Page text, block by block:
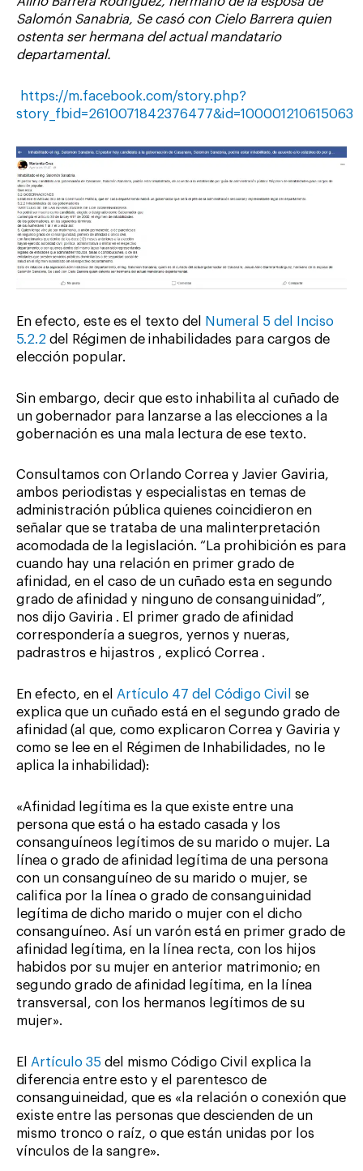
Salomón Sanabria, Se casó con Cielo Barrera quien
ostenta ser hermana del actual mandatario
departamental.
https://m.facebook.com/story.php?
story_fbid=2610071842376477&id=100001210615063
En efecto, este es el texto del
Numeral 5 del Inciso
5.2.2 del Régimen de inhabilidades para cargos de
elección popular.
Sin embargo, decir que esto inhabilita al cuñado de
un gobernador para lanzarse a las elecciones a la
gobernación es una mala lectura de ese texto.
Consultamos con Orlando Correa y Javier Gaviria,
ambos periodistas y especialistas en temas de
administración pública quienes coincidieron en
señalar que se trataba de una malinterpretación
acomodada de la legislación. “La prohibición es para
cuando hay una relación en primer grado de
afinidad, en el caso de un cuñado esta en segundo
grado de afinidad y ninguno de consanguinidad”,
nos dijo Gaviria . El primer grado de afinidad
correspondería a suegros, yernos y nueras,
padrastros e hijastros , explicó Correa .
En efecto, en el Artículo 47 del Código Civil
se
explica que un cuñado está en el segundo grado de
afinidad (al que, como explicaron Correa y Gaviria y
como se lee en el Régimen de Inhabilidades, no le
aplica la inhabilidad):
«Afinidad legítima es la que existe entre una
persona que está o ha estado casada y los
consanguíneos legítimos de su marido o mujer. La
línea o grado de afinidad legítima de una persona
con un consanguíneo de su marido o mujer, se
califica por la línea o grado de consanguinidad
legítima de dicho marido o mujer con el dicho
consanguíneo. Así un varón está en primer grado de
afinidad legítima, en la línea recta, con los hijos
habidos por su mujer en anterior matrimonio; en
segundo grado de afinidad legítima, en la línea
transversal, con los hermanos legítimos de su
mujer».
El Artículo 35 del mismo Código Civil explica la
diferencia entre esto y el parentesco de
consanguineidad, que es «la relación o conexión que
existe entre las personas que descienden de un
mismo tronco o raíz, o que están unidas por los
vínculos de la sangre».